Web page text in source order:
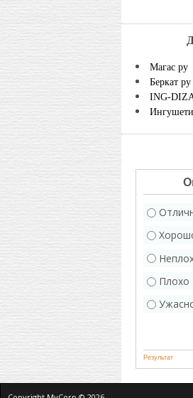
Магас ру
Беркат ру
ING-
Плохо
Результат